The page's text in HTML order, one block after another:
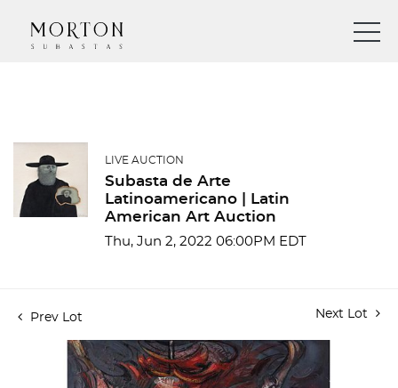
LIVE AUCTION
Subasta de Arte
Latinoamericano | Latin
American Art Auction
Thu, Jun 2, 2022 06:00PM EDT
Prev Lot Next Lot